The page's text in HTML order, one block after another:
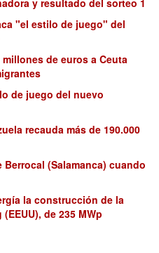
"el estilo de juego" del
de euros a Ceuta
de juego del nuevo
recauda más de 190.000
(Salamanca) cuando
la construcción de la
de 235 MWp